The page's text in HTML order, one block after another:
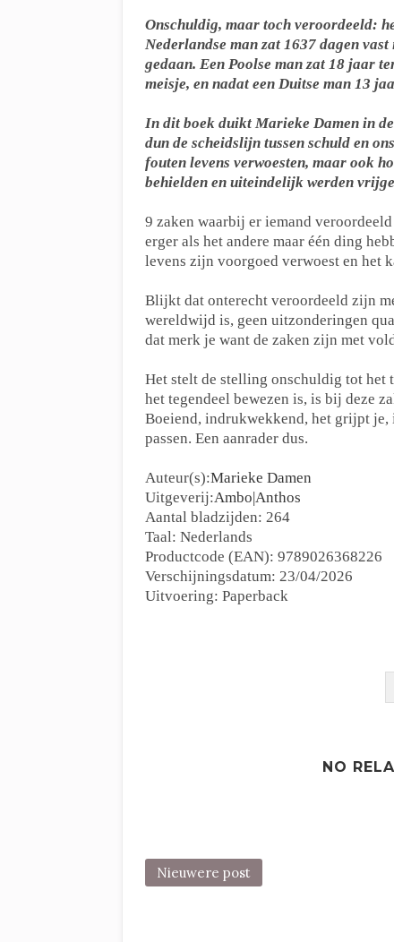
Onschuldig, maar toch veroordeeld:
Nederlandse man zat 1637 dagen
gedaan. Een Poolse man zat 18 jaar
meisje, en nadat een Duitse man 13
In dit boek duikt Marieke Damen in
dun de scheidslijn tussen schuld en
fouten levens verwoesten, maar ook
behielden en uiteindelijk werden
9 zaken waarbij er iemand
erger als het andere maar één ding
levens zijn voorgoed verwoest en het
Blijkt dat onterecht veroordeeld zijn
wereldwijd is, geen uitzonderingen
dat merk je want de zaken zijn met
Het stelt de stelling onschuldig tot het
het tegendeel bewezen is, is bij deze
Boeiend, indrukwekkend, het grijpt
passen. Een aanrader dus.
Auteur(s):Marieke Damen
Uitgeverij:Ambo|Anthos
Aantal bladzijden: 264
Taal: Nederlands
Productcode (EAN): 9789026368226
Verschijningsdatum: 23/04/2026
Uitvoering: Paperback
NO
Nieuwere post